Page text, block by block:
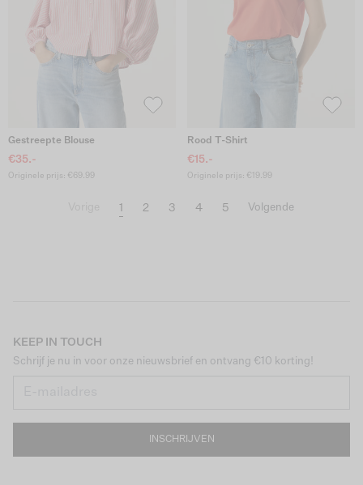
Gestreepte Blouse
€35.-
Originele prijs: €69.99
Rood T-Shirt
€15.-
Originele prijs: €19.99
1 2 3 4 5 Volgende
KEEP IN TOUCH
Schrijf je nu in voor onze nieuwsbrief en ontvang €10 korting!
INSCHRIJVEN